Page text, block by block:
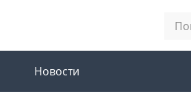
Новости